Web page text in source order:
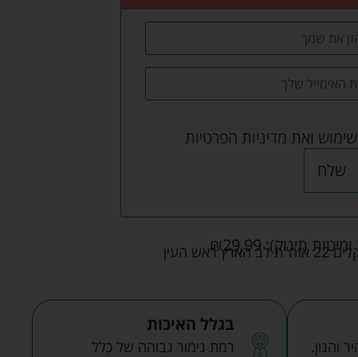
ואת מדיניות הפרטיות
שלח
תינוק): ₪29.99 העין
והגון.
בגלל האיכות
רמת גימור גבוהה של כלל